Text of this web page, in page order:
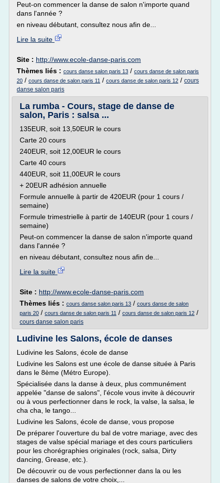
Peut-on commencer la danse de salon n'importe quand
dans l'année ?
en niveau débutant, consultez nous afin de...
Lire la suite
Site : http://www.ecole-danse-paris.com
Thèmes liés : cours danse salon paris 13 / cours danse de salon paris
20 / cours danse de salon paris 11 / cours danse de salon paris 12 / cours
danse salon paris
La rumba - Cours, stage de danse de
salon, Paris : salsa ...
135EUR, soit 13,50EUR le cours
Carte 20 cours
240EUR, soit 12,00EUR le cours
Carte 40 cours
440EUR, soit 11,00EUR le cours
+ 20EUR adhésion annuelle
Formule annuelle à partir de 420EUR (pour 1 cours /
semaine)
Formule trimestrielle à partir de 140EUR (pour 1 cours /
semaine)
Peut-on commencer la danse de salon n'importe quand
dans l'année ?
en niveau débutant, consultez nous afin de...
Lire la suite
Site : http://www.ecole-danse-paris.com
Thèmes liés : cours danse salon paris 13 / cours danse de salon
paris 20 / cours danse de salon paris 11 / cours danse de salon paris 12 /
cours danse salon paris
Ludivine les Salons, école de danses
Ludivine les Salons, école de danse
Ludivine les Salons est une école de danse située à Paris
dans le 8ème (Métro Europe).
Spécialisée dans la danse à deux, plus communément
appelée "danse de salons", l'école vous invite à découvrir
ou à vous perfectionner dans le rock, la valse, la salsa, le
cha cha, le tango...
Ludivine les Salons, école de danse, vous propose
De préparer l'ouverture du bal de votre mariage, avec des
stages de valse spécial mariage et des cours particuliers
pour les chorégraphies originales (rock, salsa, Dirty
dancing, Grease, etc.).
De découvrir ou de vous perfectionner dans la ou les
danses de salons de votre choix,...